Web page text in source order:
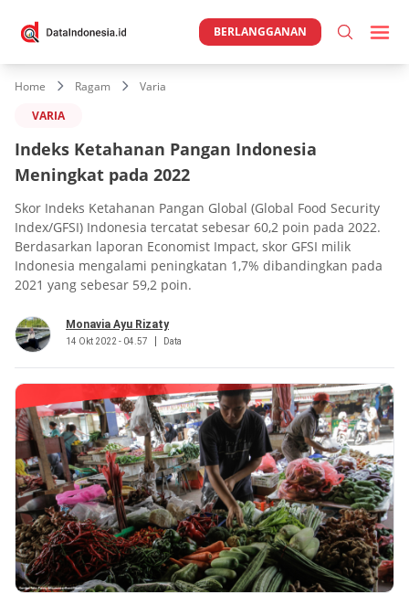
BERLANGGANAN
Home Ragam
Varia
VARIA
Indeks Ketahanan Pangan Indonesia
Meningkat pada 2022
Skor Indeks Ketahanan Pangan Global (Global Food Security
Index/GFSI) Indonesia tercatat sebesar 60,2 poin pada 2022.
Berdasarkan laporan Economist Impact, skor GFSI milik
Indonesia mengalami peningkatan 1,7% dibandingkan pada
2021 yang sebesar 59,2 poin.
Monavia Ayu Rizaty
14 Okt 2022 - 04.57 Data